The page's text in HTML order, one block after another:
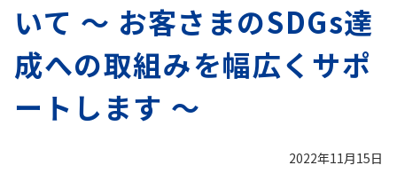
いて ～ お客さまのSDGs達
成への取組みを幅広くサポ
ートします ～
2022年11月15日